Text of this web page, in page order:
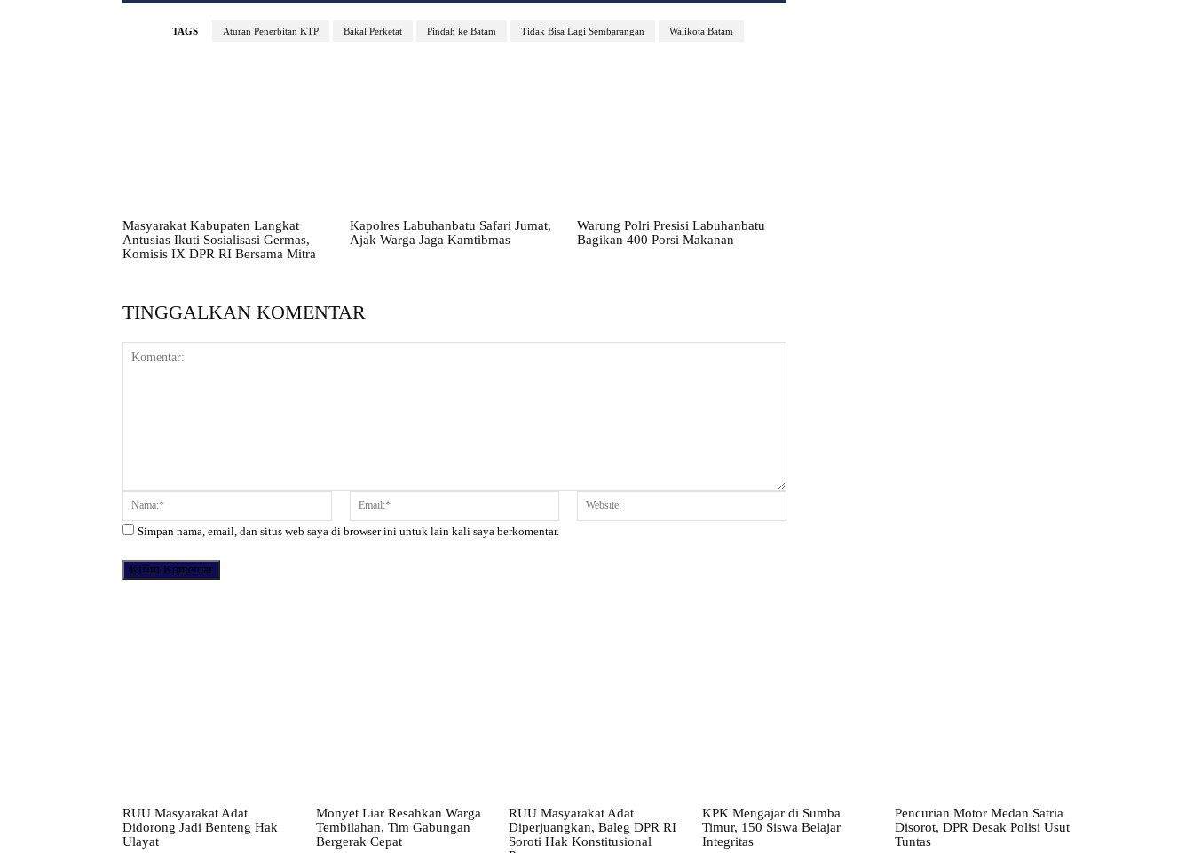
TAGS Aturan Penerbitan KTP Bakal Perketat Pindah ke Batam Tidak Bisa Lagi Sembarangan Walikota Batam
Masyarakat Kabupaten Langkat
Antusias Ikuti Sosialisasi Germas,
Komisis IX DPR RI Bersama Mitra
Kapolres Labuhanbatu Safari Jumat,
Ajak Warga Jaga Kamtibmas
Warung Polri Presisi Labuhanbatu
Bagikan 400 Porsi Makanan
TINGGALKAN KOMENTAR
Komentar: Nama:* Email:*
Simpan nama, email, dan situs web saya di browser ini untuk lain kali saya berkomentar.
RUU Masyarakat Adat
Didorong Jadi Benteng Hak
Ulayat
Monyet Liar Resahkan Warga
Tembilahan, Tim Gabungan
Bergerak Cepat
RUU Masyarakat Adat
Diperjuangkan, Baleg DPR RI
Soroti Hak Konstitusional
KPK Mengajar di Sumba
Timur, 150 Siswa Belajar
Integritas
Pencurian Motor Medan Satria
Disorot, DPR Desak Polisi Usut
Tuntas